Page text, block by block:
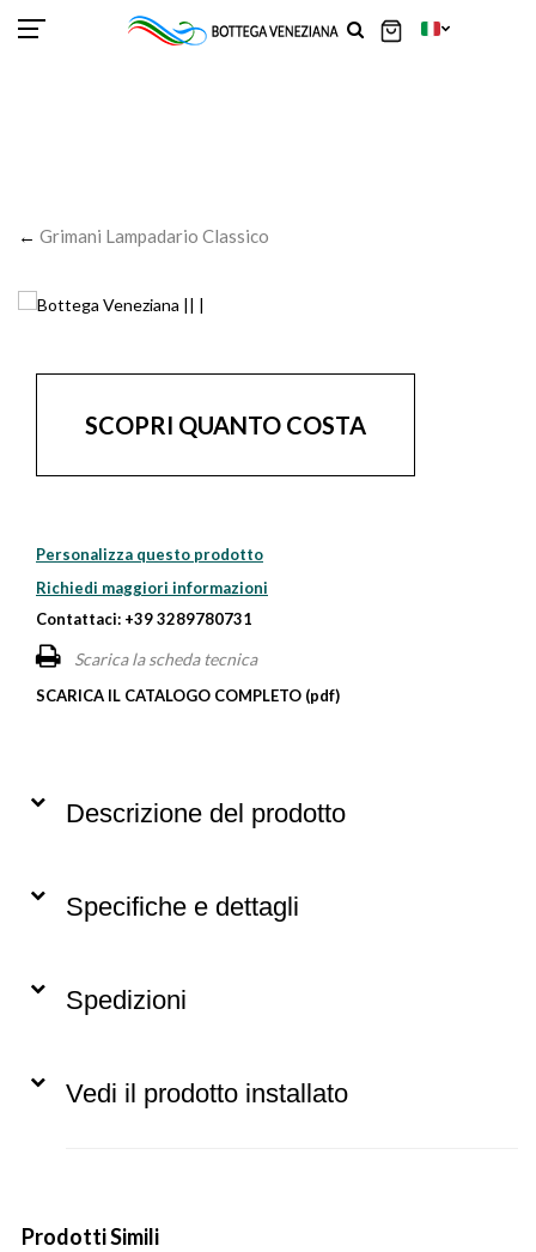
← Grimani Lampadario Classico
SCOPRI QUANTO COSTA
Personalizza questo prodotto
Richiedi maggiori informazioni
Contattaci: +39 3289780731
Scarica la scheda tecnica
SCARICA IL CATALOGO COMPLETO (pdf)
Descrizione del prodotto
Specifiche e dettagli
Spedizioni
Vedi il prodotto installato
Prodotti Simili